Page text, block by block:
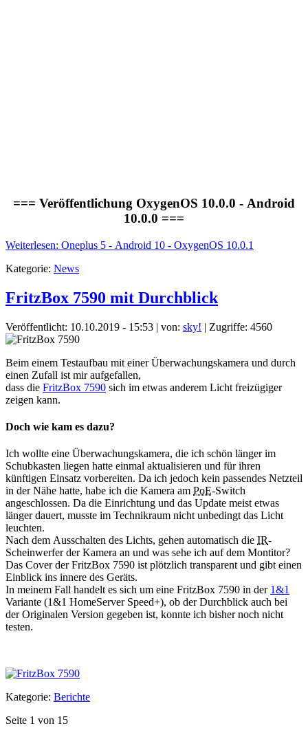
=== Veröffentlichung OxygenOS 10.0.0 - Android
10.0.0 ===
Weiterlesen: Oneplus 5 - Android 10 - OxygenOS 10.0.1
Kategorie: News
FritzBox 7590 mit Durchblick
Veröffentlicht: 10.10.2019 - 15:53 | von: sky! | Zugriffe: 4560
Beim einem Testaufbau mit einer Überwachungskamera und durch
einen Zufall ist mir aufgefallen,
dass die FritzBox 7590 sich im etwas anderem Licht freizügiger
zeigen kann.
Doch wie kam es dazu?
Ich wollte eine Überwachungskamera, die ich schön länger im
Schubkasten liegen hatte einmal aktualisieren und für ihren
künftigen Einsatz vorbereiten. Da ich jedoch kein passendes Netzteil
in der Nähe hatte, habe ich die Kamera am PoE-Switch
angeschlossen. Da die Einrichtung und das Update meist etwas
länger dauert, musste im Technikraum nicht unbedingt das Licht
leuchten.
Nach dem Ausschalten des Lichts, gehen automatisch die IR-
Scheinwerfer der Kamera an und was sehe ich auf dem Montitor?
Das Cover der FritzBox 7590 ist plötzlich transparent und gibt einen
Einblick ins innere des Geräts.
In meinem Fall handelt es sich um eine FritzBox 7590 in der 1&1
Variante (1&1 HomeServer Speed+), ob der Durchblick auch bei
der Originalen Version gegeben ist, konnte ich bisher noch nicht
testen.
Kategorie: Berichte
Seite 1 von 15